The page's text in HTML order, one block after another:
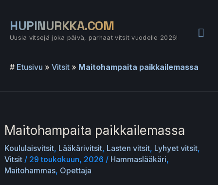
sisältöön
HUPINURKKA.COM
Uusia vitsejä joka päivä, parhaat vitsit vuodelle 2026!
# Etusivu » Vitsit » Maitohampaita paikkailemassa
Maitohampaita paikkailemassa
Koululaisvitsit, Lääkärivitsit, Lasten vitsit, Lyhyet vitsit,
Vitsit/ 29 toukokuun, 2026 / Hammaslääkäri,
Maitohammas, Opettaja